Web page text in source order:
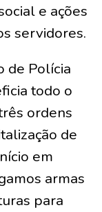
e ações
servidores.
de Polícia
todo o
ordens
de
em
armas
para